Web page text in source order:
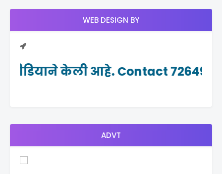
WEB DESIGN BY
केली आहे. Contact 7264982465
ADVT